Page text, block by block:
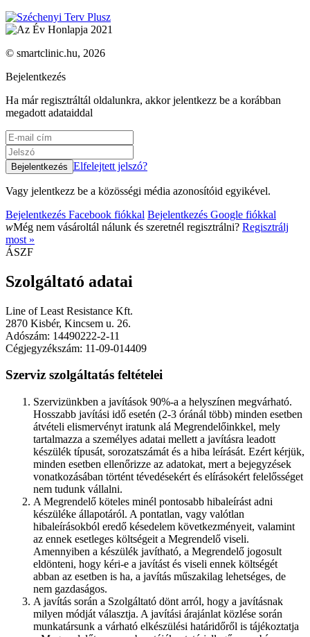
© smartclinic.hu, 2026
Bejelentkezés
Ha már regisztráltál oldalunkra, akkor jelentkezz be a korábban
megadott adataiddal
Elfelejtett jelszó?
Vagy jelentkezz be a közösségi média azonosítóid egyikével.
Bejelentkezés Facebook fiókkal Bejelentkezés Google fiókkal
wMég nem vásároltál nálunk és szeretnél regisztrálni? Regisztrálj
most »
ÁSZF
Szolgáltató adatai
Line of Least Resistance Kft.
2870 Kisbér, Kincsem u. 26.
Adószám: 14490222-2-11
Cégjegyzékszám: 11-09-014409
Szerviz szolgáltatás feltételei
Szervizünkben a javítások 90%-a a helyszínen megvárható.
Hosszabb javítási idő esetén (2-3 óránál több) minden esetben
átvételi elismervényt iratunk alá Megrendelőinkkel, mely
tartalmazza a személyes adatai mellett a javításra leadott
készülék típusát, sorozatszámát és a hiba leírását. Ezért kérjük,
minden esetben ellenőrizze az adatokat, mert a bejegyzések
vonatkozásában történt tévedésekért és elírásokért felelősséget
nem tudunk vállalni.
A Megrendelő köteles minél pontosabb hibaleírást adni
készüléke állapotáról. A pontatlan, vagy valótlan
hibaleírásokból eredő késedelem következményeit, valamint
az ennek esetleges költségeit a Megrendelő viseli.
Amennyiben a készülék javítható, a Megrendelő jogosult
eldönteni, hogy kéri-e a javítást és viseli ennek költségét
abban az esetben is ha, a javítás műszakilag lehetséges, de
nem gazdaságos.
A javítás során a Szolgáltató dönt arról, hogy a javításnak
milyen módját választja. A javítási árajánlat közlése során
munkatársunk a várható elkészülési határidőről is tájékoztatja